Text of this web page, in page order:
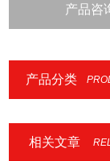
变形测量范围
实验架个数：3个
产品咨
产品分类
相关文章